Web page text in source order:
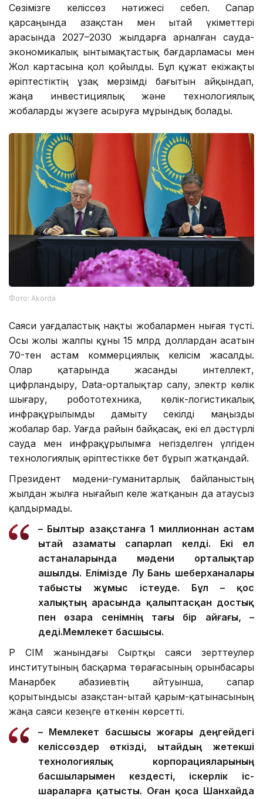
Сөзімізге келіссөз нәтижесі себеп. Сапар
қарсаңында Қазақстан мен Қытай үкіметтері
арасында 2027–2030 жылдарға арналған сауда-
экономикалық ынтымақтастық бағдарламасы мен
Жол картасына қол қойылды. Бұл құжат екіжақты
әріптестіктің ұзақ мерзімді бағытын айқындап,
жаңа инвестициялық және технологиялық
жобаларды жүзеге асыруға мұрындық болады.
Фото: Аkorda
Саяси уағдаластық нақты жобалармен нығая түсті.
Осы жолы жалпы құны 15 млрд доллардан асатын
70-тен астам коммерциялық келісім жасалды.
Олар қатарында жасанды интеллект,
цифрландыру, Data-орталықтар салу, электр көлік
шығару, робототехника, көлік-логистикалық
инфрақұрылымды дамыту секілді маңызды
жобалар бар. Уағда райын байқасақ, екі ел дәстүрлі
сауда мен инфрақұрылымға негізделген үлгіден
технологиялық әріптестікке бет бұрып жатқандай.
Президент мәдени-гуманитарлық байланыстың
жылдан жылға нығайып келе жатқанын да атаусыз
қалдырмады.
– Былтыр Қазақстанға 1 миллионнан астам
Қытай азаматы сапарлап келді. Екі ел
астаналарында мәдени орталықтар
ашылды. Елімізде Лу Бань шеберханалары
табысты жұмыс істеуде. Бұл – қос
халықтың арасында қалыптасқан достық
пен өзара сенімнің тағы бір айғағы, –
деді.Мемлекет басшысы.
ҚР СІМ жанындағы Сыртқы саяси зерттеулер
институтының басқарма төрағасының орынбасары
Манарбек Қабазиевтің айтуынша, сапар
қорытындысы Қазақстан-Қытай қарым-қатынасының
жаңа саяси кезеңге өткенін көрсетті.
– Мемлекет басшысы жоғары деңгейдегі
келіссөздер өткізді, Қытайдың жетекші
технологиялық корпорацияларының
басшыларымен кездесті, іскерлік іс-
шараларға қатысты. Оған қоса Шанхайда